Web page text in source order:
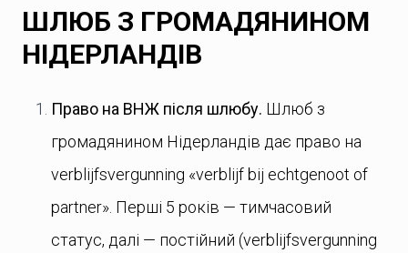
ШЛЮБ З ГРОМАДЯНИНОМ
НІДЕРЛАНДІВ
Право на ВНЖ після шлюбу. Шлюб з
громадянином Нідерландів дає право на
verblijfsvergunning «verblijf bij echtgenoot of
partner». Перші 5 років — тимчасовий
статус, далі — постійний (verblijfsvergunning